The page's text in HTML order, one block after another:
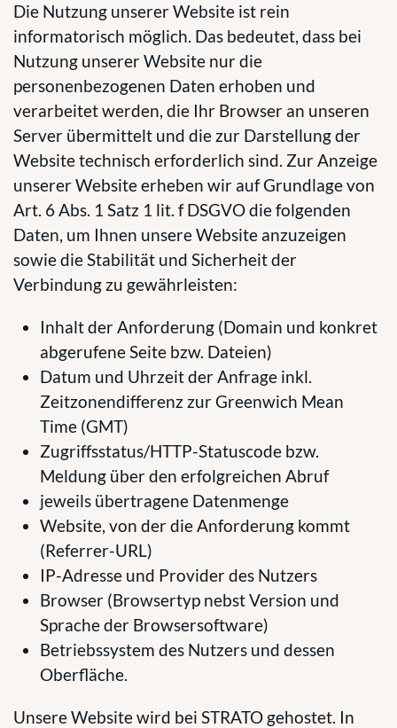
Die Nutzung unserer Website ist rein
informatorisch möglich. Das bedeutet, dass bei
Nutzung unserer Website nur die
personenbezogenen Daten erhoben und
verarbeitet werden, die Ihr Browser an unseren
Server übermittelt und die zur Darstellung der
Website technisch erforderlich sind. Zur Anzeige
unserer Website erheben wir auf Grundlage von
Art. 6 Abs. 1 Satz 1 lit. f DSGVO die folgenden
Daten, um Ihnen unsere Website anzuzeigen
sowie die Stabilität und Sicherheit der
Verbindung zu gewährleisten:
Inhalt der Anforderung (Domain und konkret
abgerufene Seite bzw. Dateien)
Datum und Uhrzeit der Anfrage inkl.
Zeitzonendifferenz zur Greenwich Mean
Time (GMT)
Zugriffsstatus/HTTP-Statuscode bzw.
Meldung über den erfolgreichen Abruf
jeweils übertragene Datenmenge
Website, von der die Anforderung kommt
(Referrer-URL)
IP-Adresse und Provider des Nutzers
Browser (Browsertyp nebst Version und
Sprache der Browsersoftware)
Betriebssystem des Nutzers und dessen
Oberfläche.
Unsere Website wird bei STRATO gehostet. In